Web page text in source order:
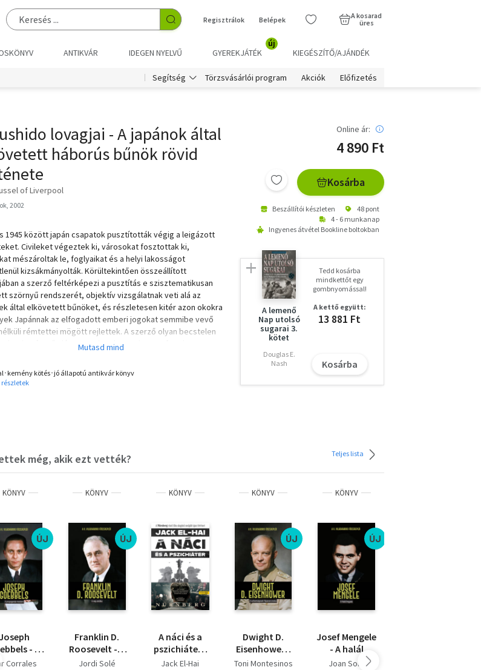
Regisztrálok Belépek
A kosarad
üres
ANTIKVÁR IDEGEN NYELVŰ GYEREKJÁTÉK
új
KIEGÉSZÍTŐ/AJÁNDÉK
Segítség Törzsvásárlói program Akciók Előfizetés
lovagjai - A japánok által
háborús bűnök rövid
of Liverpool
2002
1945 között japán csapatok pusztították végig a leigázott
Civileket végeztek ki, városokat fosztottak ki,
mészároltak le, foglyaikat és a helyi lakosságot
kizsákmányolták. Körültekintően összeállított
a szerző feltérképezi a pusztítás e szisztematikusan
szörnyű rendszerét, objektív vizsgálatnak veti alá az
által elkövetett bűnöket, és részletesen kitér azon okokra
Japánnak az elfogadott emberi jogokat semmibe vevő
rémtettei mögött rejlettek. A szerző olyan becstelen
is górcső alá vesz, mint pl. a napi 10000 fogoly
･kemény kötés･jó állapotú antikvár könyv
Online ár:
4 890 Ft
Kosárba
Beszállítói készleten
48 pont
4 - 6 munkanap
Ingyenes átvétel Bookline boltokban
A lemenő
Nap utolsó
sugarai 3.
kötet
Douglas E.
Nash
Tedd kosárba
mindkettőt egy
gombnyomással!
A kettő együtt:
13 881 Ft
Kosárba
még, akik ezt vették? Teljes lista
KÖNYV
ÚJ
- A
Corrales
KÖNYV
ÚJ
Franklin D.
Roosevelt - A
nép elnöke
Jordi Solé
KÖNYV
A náci és a
pszichiáter -
Háborgó
Jack El-Hai
KÖNYV
ÚJ
Dwight D.
Eisenhower -
A
Toni Montesinos
KÖNYV
ÚJ
Josef Mengele
- A halál
angyala
Joan Solé